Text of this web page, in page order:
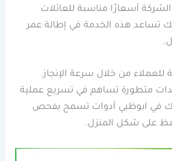
أسعارًا مناسبة للعائلات
تساعد هذه الخدمة في إطالة عمر
من خلال سرعة الإنجاز.
متطورة تساهم في تسريع عملية
في ابوظبي أدوات تسمح بفحص
على شكل المنزل.